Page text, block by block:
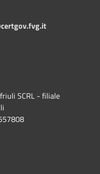
SCRL - filiale